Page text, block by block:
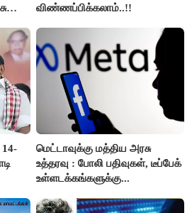
விண்ணப்பிக்கலாம்..!!
மெட்டாவுக்கு மத்திய அரசு
உத்தரவு : போலி பதிவுகள், டீப்பேக்
உள்ளடக்கங்களுக்கு...